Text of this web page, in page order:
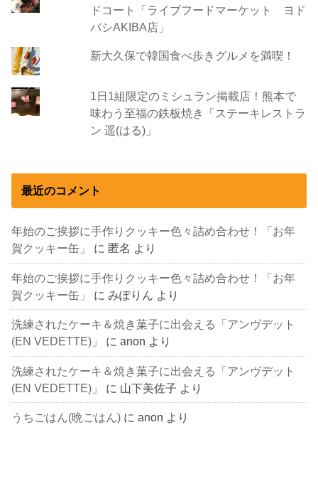
ドコート「ライブフードマーケット ヨド
バシAKIBA店」
新大久保で韓国食べ歩きグルメを満喫！
1日1組限定のミシュラン掲載店！熊本で
味わう至福の鉄板焼き「ステーキレストラ
ン 遥(はる)」
最近のコメント
年始のご挨拶に手作りクッキー色々詰め合わせ！「お年
賀クッキー缶」
に 匿名 より
年始のご挨拶に手作りクッキー色々詰め合わせ！「お年
賀クッキー缶」
にみぽりん より
洗練されたケーキ＆焼き菓子に出会える「アンヴデット
(EN VEDETTE)」
にanon より
洗練されたケーキ＆焼き菓子に出会える「アンヴデット
(EN VEDETTE)」
に 山下美佐子 より
うちごはん(晩ごはん) にanon より